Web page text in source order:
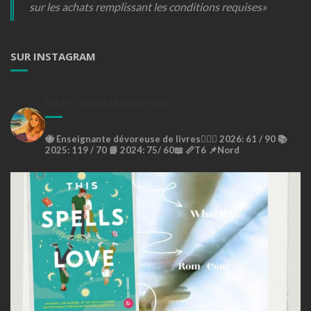
sur les achats remplissant les conditions requises»
SUR INSTAGRAM
🐝Enseignante dévoreuse de livres🙇🏼‍♀️ 2026: 61 / 90 📚
2025: 119 / 70 📘 2024: 75/ 60📖 📏T6 📌Nord